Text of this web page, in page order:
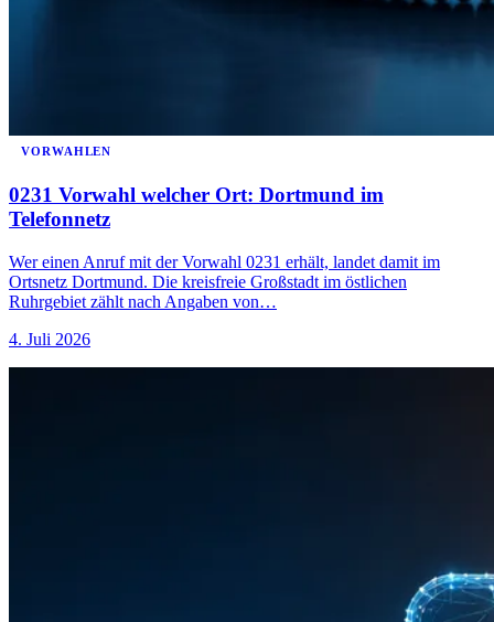
VORWAHLEN
0231 Vorwahl welcher Ort: Dortmund im
Telefonnetz
Wer einen Anruf mit der Vorwahl 0231 erhält, landet damit im
Ortsnetz Dortmund. Die kreisfreie Großstadt im östlichen
Ruhrgebiet zählt nach Angaben von…
4. Juli 2026